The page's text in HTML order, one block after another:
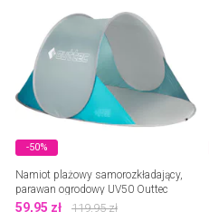
-50%
Namiot plażowy samorozkładający,
parawan ogrodowy UV50 Outtec
59,95 zł 119,95zł